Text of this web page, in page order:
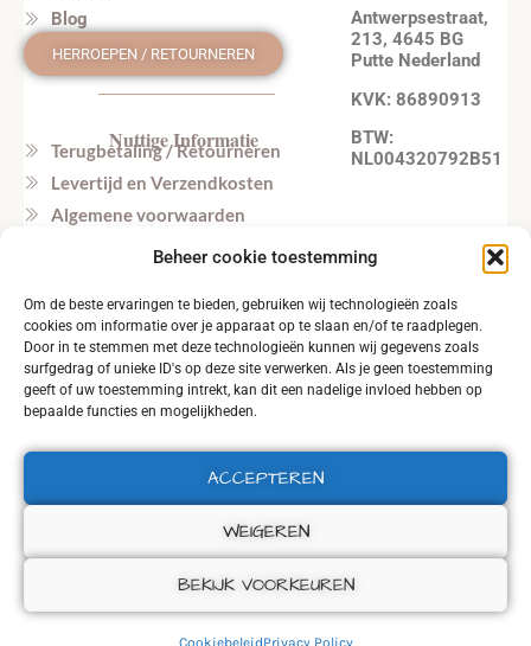
Beheer cookie toestemming
Om de beste ervaringen te bieden, gebruiken wij technologieën zoals
cookies om informatie over je apparaat op te slaan en/of te raadplegen.
Door in te stemmen met deze technologieën kunnen wij gegevens zoals
surfgedrag of unieke ID's op deze site verwerken. Als je geen toestemming
geeft of uw toestemming intrekt, kan dit een nadelige invloed hebben op
bepaalde functies en mogelijkheden.
ACCEPTEREN
WEIGEREN
BEKIJK VOORKEUREN
CookiebeleidPrivacy Policy
Blog
HERROEPEN / RETOURNEREN
Nuttige Informatie
Terugbetaling / Retourneren
Levertijd en Verzendkosten
Algemene voorwaarden
Privacy beleid
Tel. NL: +31164603172 (NL, EN)
Tel. BE: +32495219857 (NL, EN)
Antwerpsestraat,
213, 4645 BG
Putte Nederland
KVK: 86890913
BTW:
NL004320792B51
2026 © ALL RIGHTS RESERVED.